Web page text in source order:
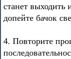
станет выходить
допейте бачок
4. Повторите